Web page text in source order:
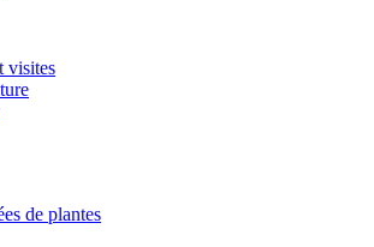
visites
de plantes